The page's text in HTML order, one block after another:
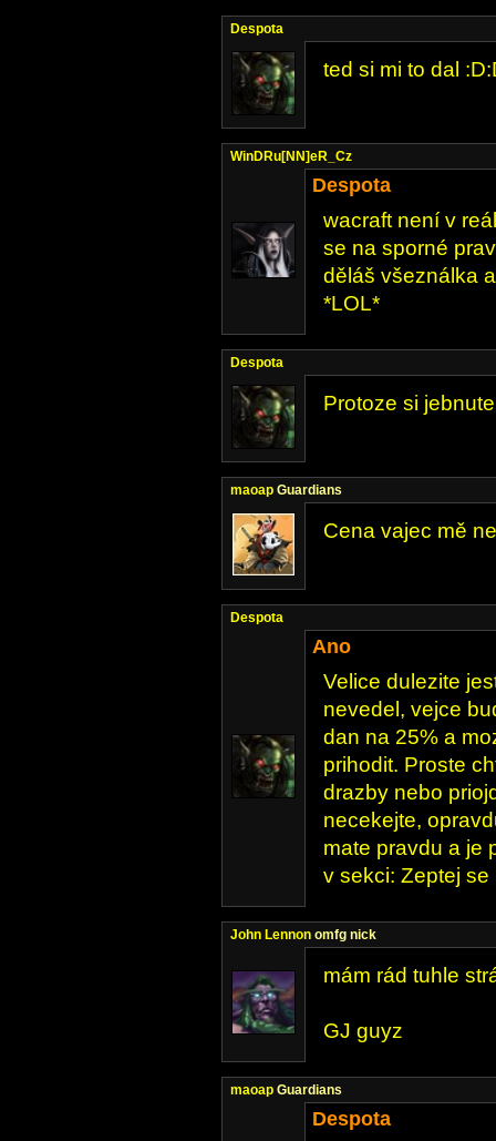
Despota
ted si mi to dal
WinDRu[NN]eR_Cz
Despota
wacraft není v
se na sporné
děláš všeználka
*LOL*
Despota
Protoze si
maoap Guardians
Cena vajec mě
Despota
Ano
Velice dulezite
nevedel, vejce
dan na 25% a
prihodit. Proste
drazby nebo
necekejte,
mate pravdu a je
v sekci: Zeptej se
John Lennon omfg nick
mám rád tuhle
GJ guyz
maoap Guardians
Despota